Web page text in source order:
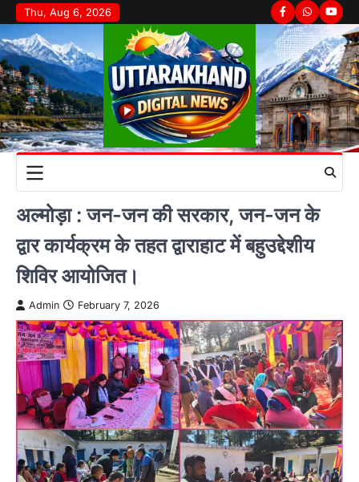
Skip
to
content
Thu, Aug 6, 2026 Facebook
Whatsapp
अल्मोड़ा : जन-जन की सरकार, जन-जन के
द्वार कार्यक्रम के तहत द्वाराहाट में बहुउद्देशीय
शिविर आयोजित।
Admin February 7, 2026